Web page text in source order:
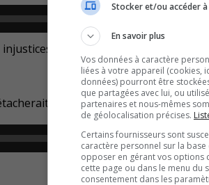
et de l’ignorance
du parti.
Stocker et/ou accéder
En savoir plus
Vos données à caractère
liées à votre appareil (cookies,
données) pourront être
que partagées avec lui, ou
partenaires et nous-mêmes
de géolocalisation précises.
Certains fournisseurs sont
caractère personnel sur la
opposer en gérant vos options
cette page ou dans le menu
consentement dans les